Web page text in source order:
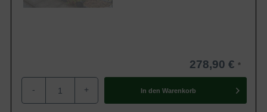
278,90 €
- + In den Warenkorb